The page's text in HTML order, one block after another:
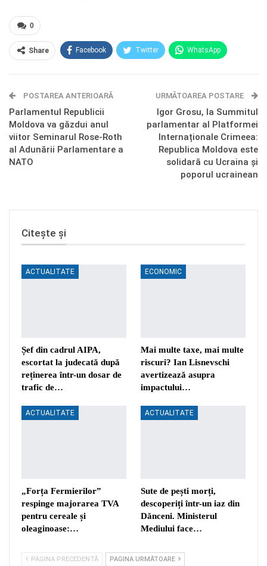
0
Share Facebook Twitter WhatsApp
Telegram OK.ru
POSTAREA ANTERIOARĂ
Parlamentul Republicii
Moldova va găzdui anul
viitor Seminarul Rose-Roth
al Adunării Parlamentare a
NATO
URMĂTOAREA POSTARE
Igor Grosu, la Summitul
parlamentar al Platformei
Internaționale Crimeea:
Republica Moldova este
solidară cu Ucraina și
poporul ucrainean
Citește și
ACTUALITATE
Șef din cadrul AIPA,
escortat la judecată după
reținerea într-un dosar de
trafic de…
ECONOMIC
Mai multe taxe, mai multe
riscuri? Ian Lisnevschi
avertizează asupra
impactului…
ACTUALITATE
„Forța Fermierilor”
respinge majorarea TVA
pentru cereale și
oleaginoase:…
ACTUALITATE
Sute de pești morți,
descoperiți într-un iaz din
Dănceni. Ministerul
Mediului face…
PAGINA PRECEDENTĂ PAGINA URMĂTOARE